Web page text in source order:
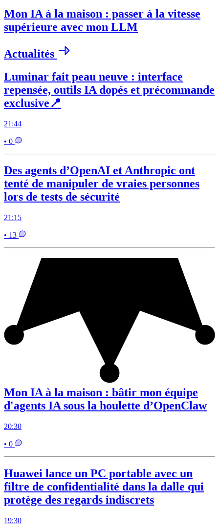
Mon IA à la maison : passer à la vitesse
supérieure avec mon LLM
Actualités
Luminar fait peau neuve : interface
repensée, outils IA dopés et précommande
exclusive📍
21:44
• 0
Des agents d’OpenAI et Anthropic ont
tenté de manipuler de vraies personnes
lors de tests de sécurité
21:15
• 13
Mon IA à la maison : bâtir mon équipe
d'agents IA sous la houlette d’OpenClaw
20:30
• 0
Huawei lance un PC portable avec un
filtre de confidentialité dans la dalle qui
protège des regards indiscrets
19:30